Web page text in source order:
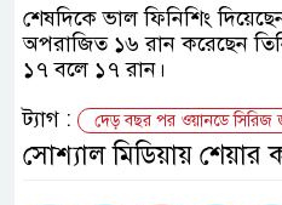
শেষদিকে ভাল ফিনিশিং
অপরাজিত ১৬ রান করেছেন
১৭ বলে ১৭ রান।
ট্যাগ :
দেড় বছর পর ওয়ানডে সিরিজ
সোশ্যাল মিডিয়ায় শেয়ার